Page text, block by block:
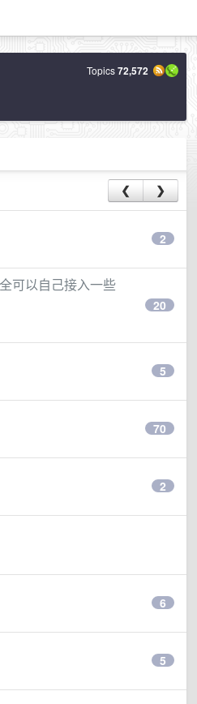
Topics72,572
❮ ❯
2
可以自己接入一些
20
5
70
2
6
5